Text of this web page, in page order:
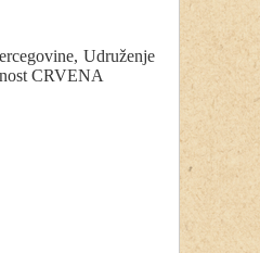
Udruženje
CRVENA